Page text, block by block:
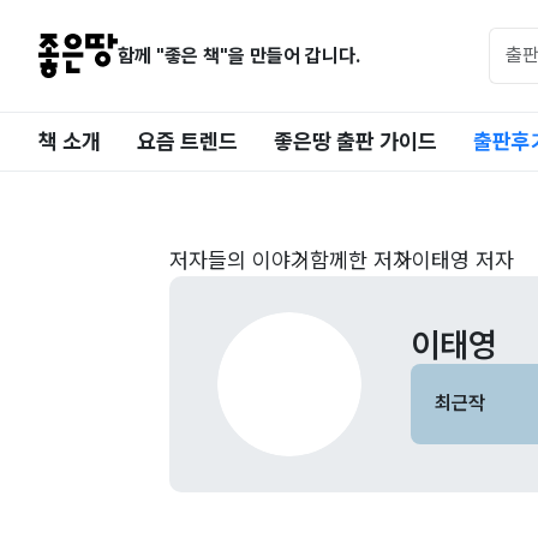
함께 "좋은 책"을 만들어 갑니다.
책 소개 요즘 트렌드 좋은땅 출판 가이드 출판후
저자들의 이야기 함께한 저자이태영 저자
이태영
최근작